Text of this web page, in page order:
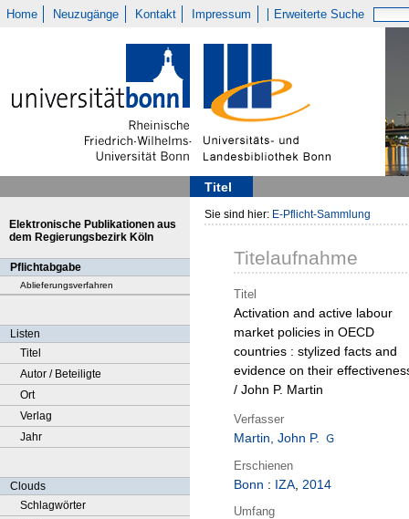
Home Neuzugänge Kontakt Impressum Erweiterte Suche
Titel
Elektronische Publikationen aus
dem Regierungsbezirk Köln
Pflichtabgabe
Ablieferungsverfahren
Listen
Titel
Autor / Beteiligte
Ort
Verlag
Jahr
Clouds
Schlagwörter
Sie sind hier: E-Pflicht-Sammlung
Titelaufnahme
Titel
Activation and active labour
market policies in OECD
countries : stylized facts and
evidence on their
/ John P. Martin
Verfasser
Martin, John P.
Erschienen
Bonn : IZA, 2014
Umfang